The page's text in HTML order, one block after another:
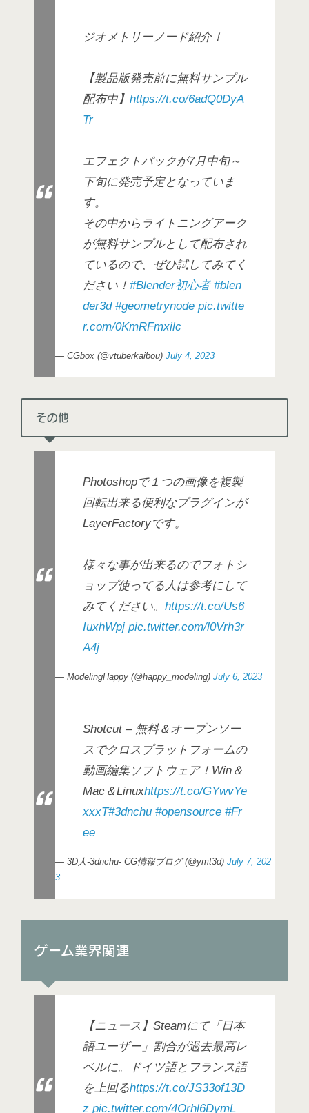
ジオメトリーノード紹介！
【製品版発売前に無料サンプル
配布中】 https://t.co/6adQ0DyA
Tr
エフェクトパックが7月中旬～
下旬に発売予定となっていま
す。
その中からライトニングアーク
が無料サンプルとして配布され
ているので、ぜひ試してみてく
ださい！ #Blender初心者 #blen
der3d #geometrynode pic.twitte
r.com/0KmRFmxilc
— CGbox (@vtuberkaibou) July 4, 2023
その他
Photoshopで１つの画像を複製
回転出来る便利なプラグインが
LayerFactoryです。
様々な事が出来るのでフォトシ
ョップ使ってる人は参考にして
みてください。 https://t.co/Us6
IuxhWpj pic.twitter.com/l0Vrh3r
A4j
— ModelingHappy (@happy_modeling) July 6, 2023
Shotcut – 無料＆オープンソー
スでクロスプラットフォームの
動画編集ソフトウェア！Win＆
Mac＆Linuxhttps://t.co/GYwvYe
xxxT#3dnchu #opensource #Fr
ee
— 3D人-3dnchu- CG情報ブログ (@ymt3d) July 7, 202
3
ゲーム業界関連
【ニュース】Steamにて「日本
語ユーザー」割合が過去最高レ
ベルに。ドイツ語とフランス語
を上回るhttps://t.co/JS33of13D
z pic.twitter.com/4Orhl6DymL